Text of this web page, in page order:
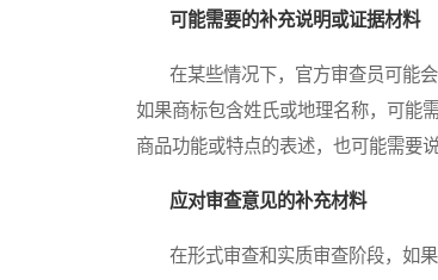
可能需要的补充说明或证据材料
在某些情况下，官方审查员可能会
如果商标包含姓氏或地理名称，可能
商品功能或特点的表述，也可能需要
应对审查意见的补充材料
在形式审查和实质审查阶段，如果